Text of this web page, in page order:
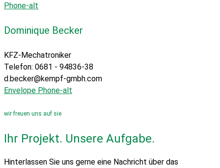
Phone-alt
Dominique Becker
KFZ-Mechatroniker
Telefon: 0681 - 94836-38
d.becker@kempf-gmbh.com
Envelope Phone-alt
wir freuen uns auf sie
Ihr Projekt. Unsere Aufgabe.
Hinterlassen Sie uns gerne eine Nachricht über das